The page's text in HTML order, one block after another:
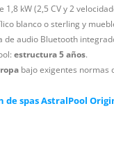
1,8 kW (2,5 CV y 2
blanco o sterling y
de audio Bluetooth
estructura 5 años.
bajo exigentes normas
de spas AstralPool